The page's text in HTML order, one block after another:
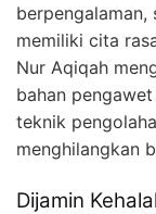
berpengalaman,
memiliki cita
Nur Aqiqah
bahan
teknik
menghilangkan
Dijamin